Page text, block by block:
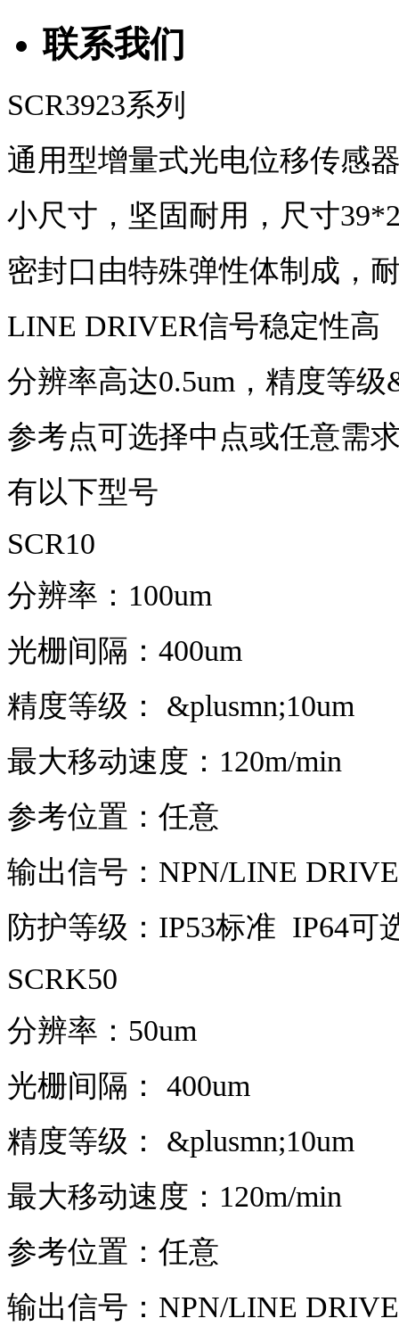
联系我们
SCR3923系列
通用型增量式光电位移传感
小尺寸，坚固耐用，尺寸
密封口由特殊弹性体制成，
LINE DRIVER信号稳定性高
分辨率高达0.5um，精度等级
参考点可选择中点或任意需
有以下型号
SCR10
分辨率：100um
光栅间隔：400um
精度等级： &plusmn;10um
最大移动速度：120m/min
参考位置：任意
输出信号：NPN/LINE
防护等级：IP53标准 IP64可
SCRK50
分辨率：50um
光栅间隔： 400um
精度等级： &plusmn;10um
最大移动速度：120m/min
参考位置：任意
输出信号：NPN/LINE